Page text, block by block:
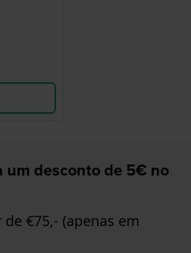
um desconto de 5€ no
€75,- (apenas em